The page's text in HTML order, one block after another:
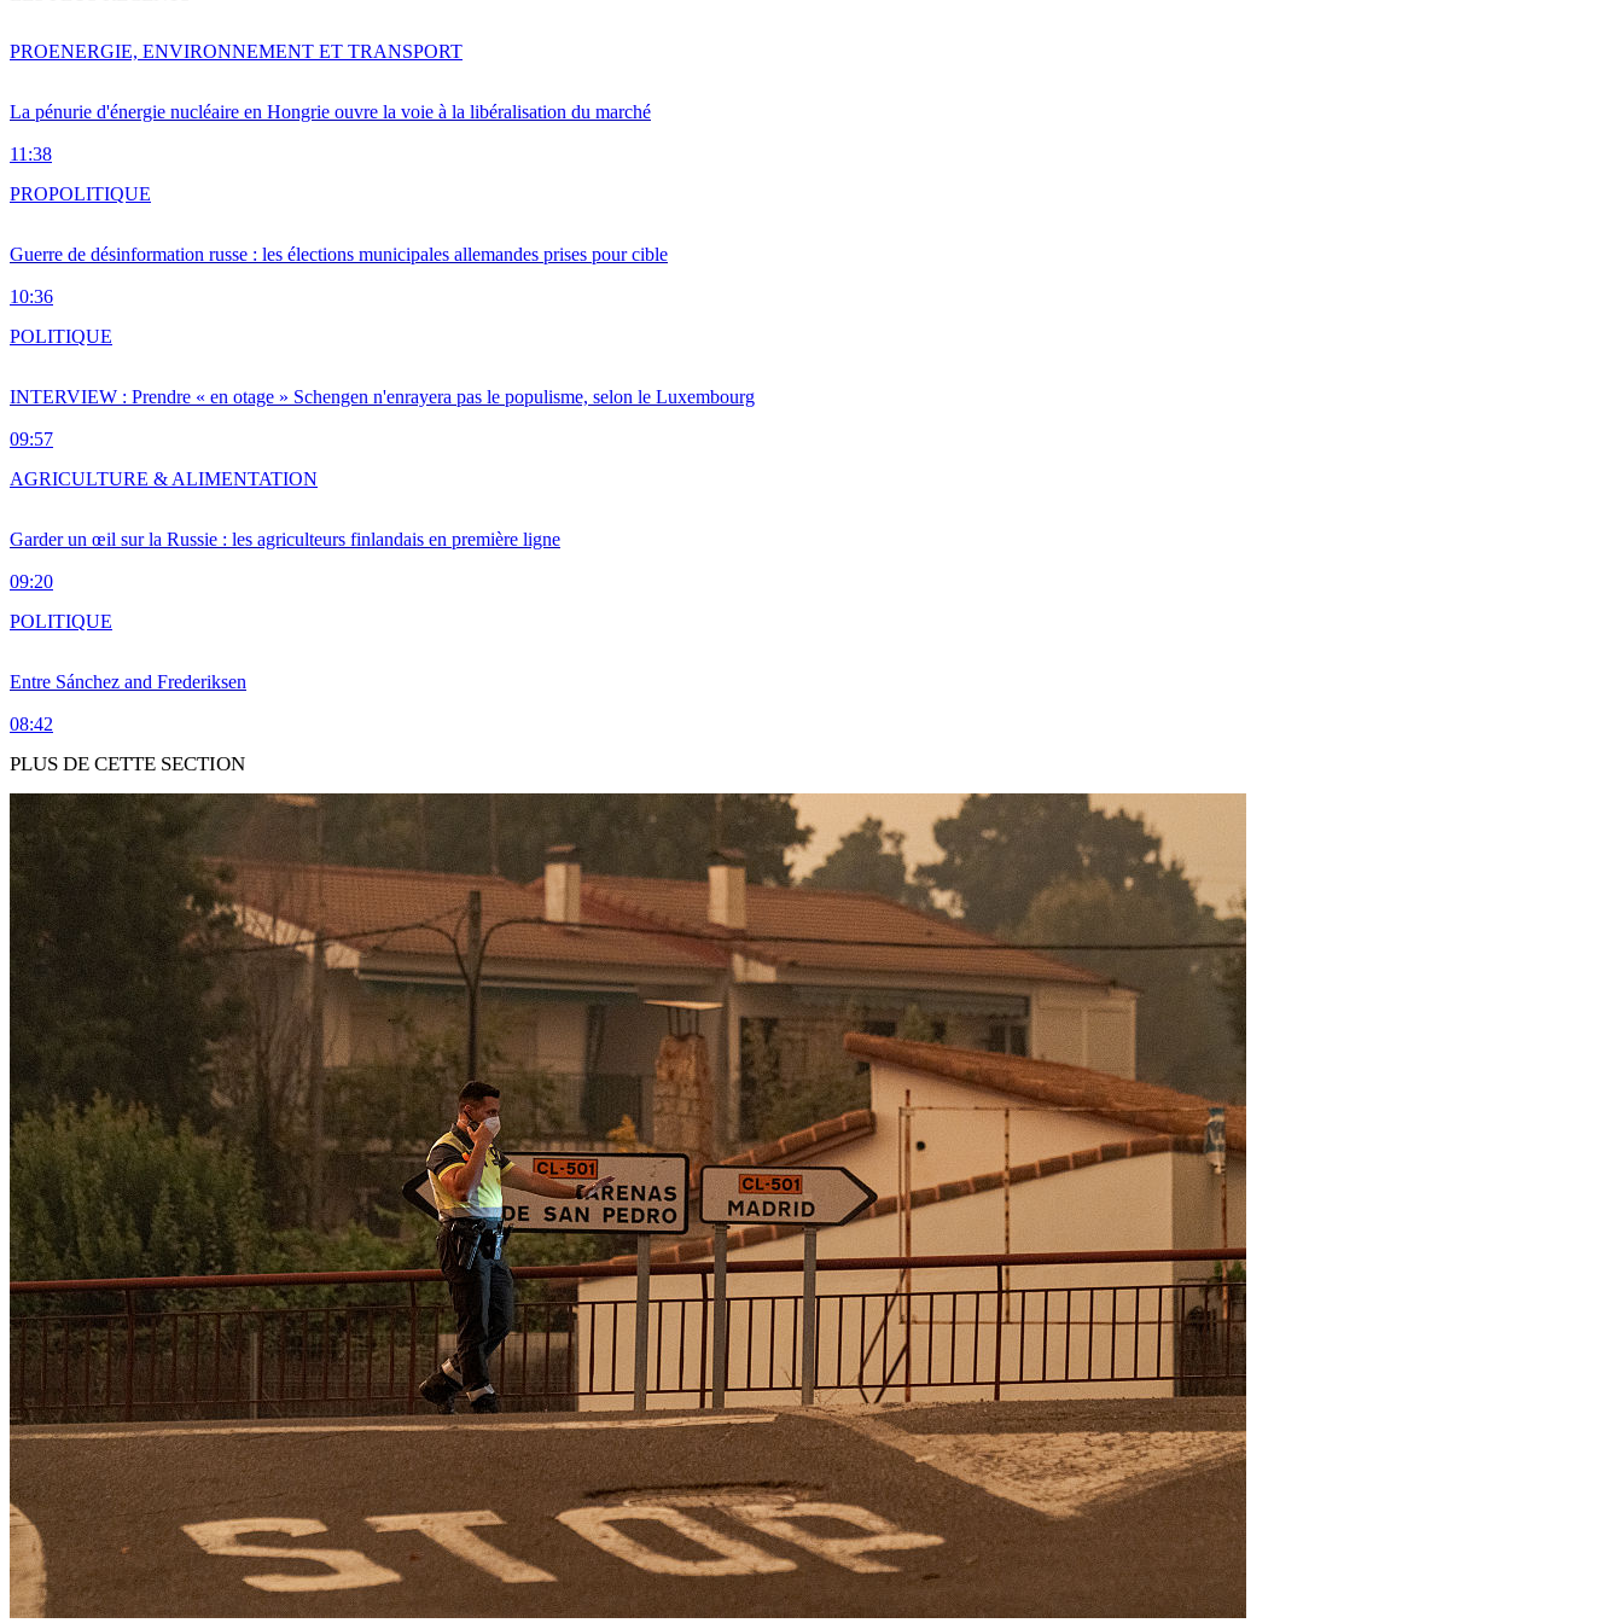
La pénurie d'énergie nucléaire en Hongrie ouvre la voie à la libéralisation du marché
11:38
PROENERGIE, ENVIRONNEMENT ET TRANSPORT
Guerre de désinformation russe : les élections municipales allemandes prises pour cible
10:36
PROPOLITIQUE
INTERVIEW : Prendre « en otage » Schengen n'enrayera pas le populisme, selon le Luxembourg
09:57
POLITIQUE
Garder un œil sur la Russie : les agriculteurs finlandais en première ligne
09:20
AGRICULTURE & ALIMENTATION
Entre Sánchez and Frederiksen
08:42
POLITIQUE
PLUS DE CETTE SECTION